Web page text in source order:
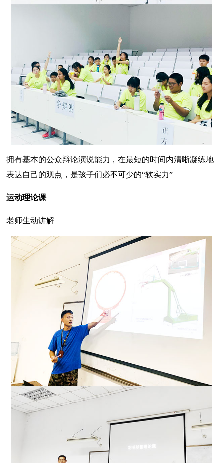
拥有基本的公众辩论演说能力，在最短的时间内清晰凝练地
表达自己的观点，是孩子们必不可少的“软实力”
运动理论课
老师生动讲解